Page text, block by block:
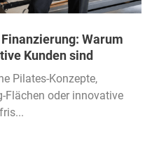
Warum
Kunden sind
Pilates-Konzepte,
Flächen oder innovative